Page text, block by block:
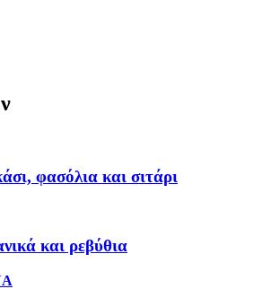
φασόλια και σιτάρι
και ρεβύθια